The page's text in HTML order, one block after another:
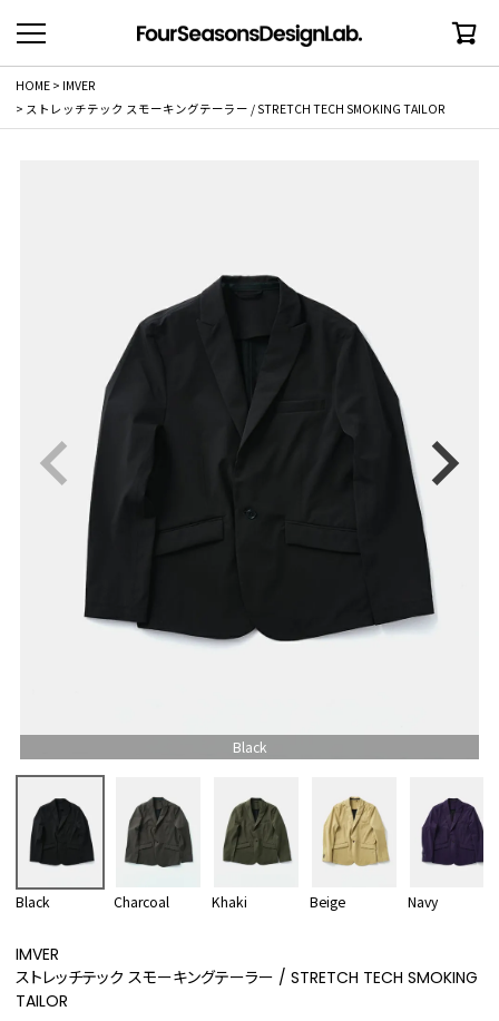
HOME
IMVER
ストレッチテック スモーキングテーラー / STRETCH TECH SMOKING TAILOR
Black
Black Charcoal Khaki Beige Navy
IMVER
ストレッチテック スモーキングテーラー / STRETCH TECH SMOKING
TAILOR